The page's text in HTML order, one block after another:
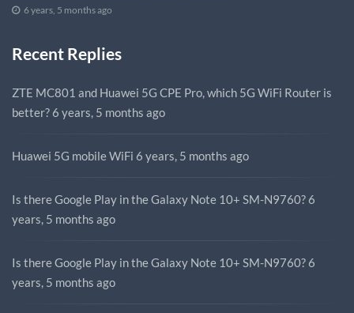
6 years, 5 months ago
Recent Replies
ZTE MC801 and Huawei 5G CPE Pro, which 5G WiFi Router is
better? 6 years, 5 months ago
Huawei 5G mobile WiFi 6 years, 5 months ago
Is there Google Play in the Galaxy Note 10+ SM-N9760? 6
years, 5 months ago
Is there Google Play in the Galaxy Note 10+ SM-N9760? 6
years, 5 months ago